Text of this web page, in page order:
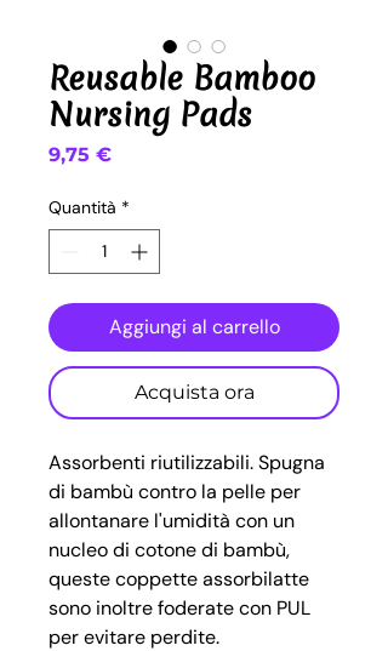
Reusable Bamboo
Nursing Pads
9,75 €Prezzo
Quantità *
Aggiungi al carrello
Acquista ora
Assorbenti riutilizzabili. Spugna
di bambù contro la pelle per
allontanare l'umidità con un
nucleo di cotone di bambù,
queste coppette assorbilatte
sono inoltre foderate con PUL
per evitare perdite.